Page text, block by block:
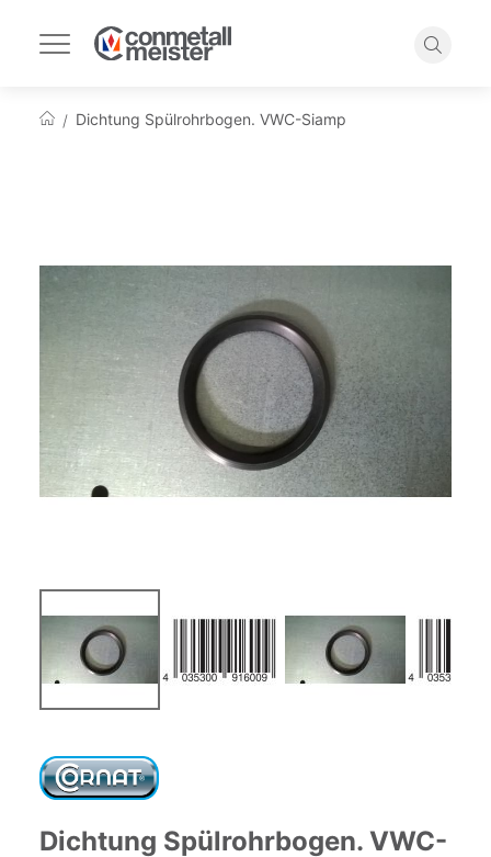
Navigation
umschalten
Suche
StartseiteDichtung Spülrohrbogen. VWC-Siamp
springen
der
Bildgalerie
springen
Dichtung Spülrohrbogen. VWC-